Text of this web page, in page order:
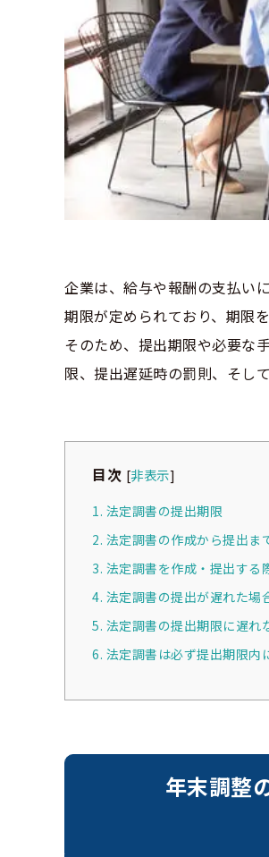
企業は、給与や報酬の支払い
期限が定められており、期限
そのため、提出期限や必要な
限、提出遅延時の罰則、そし
目次 [非表示]
1. 法定調書の提出期限
2. 法定調書の作成から提出ま
3. 法定調書を作成・提出する
4. 法定調書の提出が遅れた場
5. 法定調書の提出期限に遅れ
6. 法定調書は必ず提出期限内
年末調整